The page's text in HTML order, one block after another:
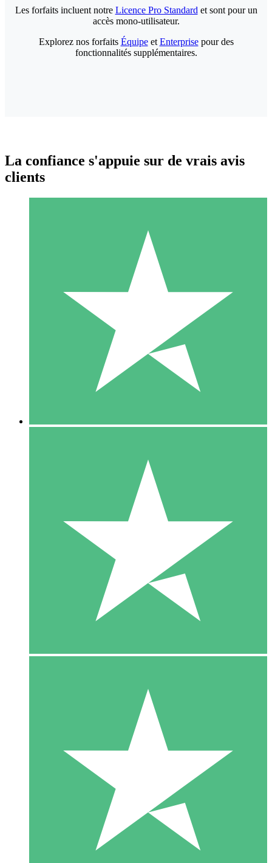
Packs de Crédits Individuels
Payez à l'utilisation avec des crédits de téléchargement. Sans
1 Téléchargement
10 00
10 Téléchargements
20 00
Les forfaits incluent notre Licence Pro Standard et sont pour un
accès mono-utilisateur.
Explorez nos forfaits Équipeet Enterprisepour des
fonctionnalités supplémentaires.
La confiance s'appuie sur de vrais avis
clients